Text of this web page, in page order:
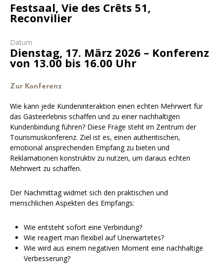
Unsere Dienstleistungen
Unsere Partner
Abgeschlossene Projekte
FR DE
Festsaal, Vie des Crêts 51,
Reconvilier
Datum
Dienstag, 17. März 2026 – Konferenz
von 13.00 bis 16.00 Uhr
Zur Konferenz
Wie kann jede Kundeninteraktion einen echten Mehrwert für
das Gästeerlebnis schaffen und zu einer nachhaltigen
Kundenbindung führen? Diese Frage steht im Zentrum der
Tourismuskonferenz. Ziel ist es, einen authentischen,
emotional ansprechenden Empfang zu bieten und
Reklamationen konstruktiv zu nutzen, um daraus echten
Mehrwert zu schaffen.
Der Nachmittag widmet sich den praktischen und
menschlichen Aspekten des Empfangs:
Wie entsteht sofort eine Verbindung?
Wie reagiert man flexibel auf Unerwartetes?
Wie wird aus einem negativen Moment eine nachhaltige
Verbesserung?